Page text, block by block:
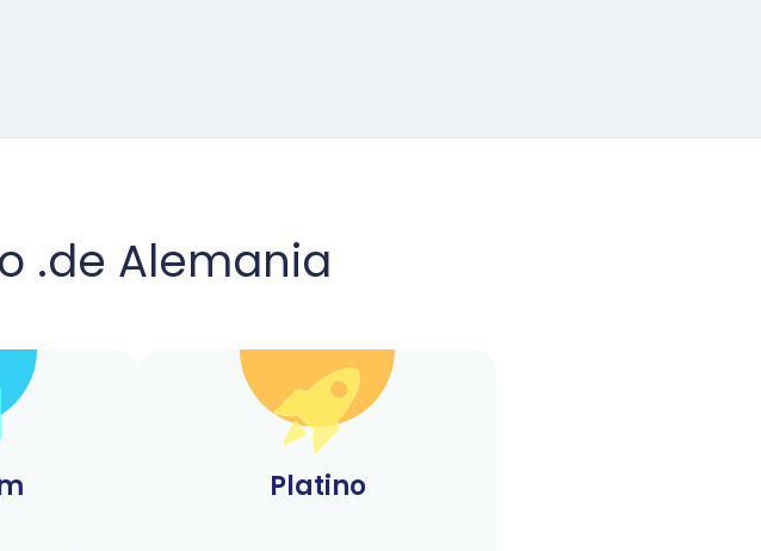
.de Alemania
Platino